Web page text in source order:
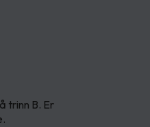
trinn B. Er